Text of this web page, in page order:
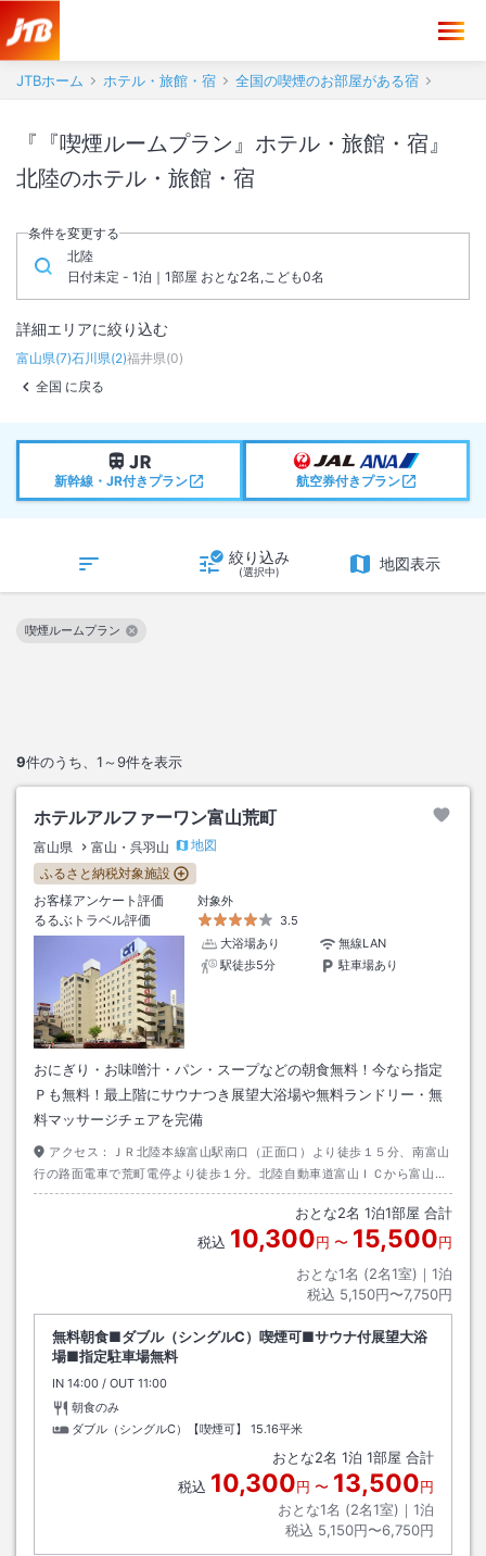
JTBホーム ホテル・旅館・宿 全国の喫煙のお部屋がある宿
『『喫煙ルームプラン』ホテル・旅館・宿』
北陸のホテル・旅館・宿
条件を変更する
北陸
日付未定 - 1泊｜1部屋 おとな2名,こども0名
詳細エリアに絞り込む
富山県(7)石川県(2)福井県(0)
全国 に戻る
新幹線・JR付きプラン 航空券付きプラン
絞り込み
(選択中) 地図表示
9件のうち、 1～9件を表示
喫煙ルームプラン
この絞り込み条件を解除
ホテルアルファーワン富山荒町
富山県 富山・呉羽山
地図
ふるさと納税対象施設
お客様アンケート評価
対象外
るるぶトラベル評価
3.5
大浴場あり
無線LAN
駅徒歩5分
駐車場あり
おにぎり・お味噌汁・パン・スープなどの朝食無料！今なら指定
Ｐも無料！最上階にサウナつき展望大浴場や無料ランドリー・無
料マッサージチェアを完備
アクセス：
ＪＲ北陸本線富山駅南口（正面口）より徒歩１５分、南富山
行の路面電車で荒町電停より徒歩１分。北陸自動車道富山ＩＣから富山駅
方面へ国道４１号線を直進し城址公園前を右折し直進、荒町交差点を右折
おとな2名 1泊1部屋 合計
税込 10,300円 〜 15,500円
おとな1名 (2名1室)｜ 1泊
税込 5,150円〜7,750円
無料朝食■ダブル（シングルC）喫煙可■サウナ付展望大浴
場■指定駐車場無料
IN チェックイン
14:00 / OUT チェックアウト
11:00
朝食のみ
ダブル（シングルC）【喫煙可】
15.16平米
おとな2名 1泊 1部屋 合計
税込 10,300円 〜 13,500円
おとな1名 (2名1室)｜ 1泊
税込 5,150円〜6,750円